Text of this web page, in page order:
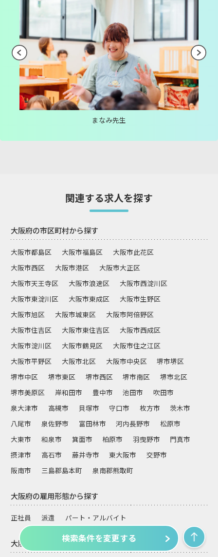
まなみ先生
関連する求人を探す
大阪府の市区町村から探す
大阪市都島区 大阪市福島区
大阪市此花区
大阪市西区
大阪市港区
大阪市大正区
大阪市天王寺区
大阪市浪速区
大阪市西淀川区
大阪市東淀川区
大阪市東成区
大阪市生野区
大阪市旭区
大阪市城東区
大阪市阿倍野区
大阪市住吉区
大阪市東住吉区
大阪市西成区
大阪市淀川区
大阪市鶴見区
大阪市住之江区
大阪市平野区
大阪市北区 大阪市中央区
堺市堺区
堺市中区
堺市東区 堺市西区 堺市南区
堺市北区
堺市美原区
岸和田市 豊中市 池田市
吹田市
泉大津市
高槻市 貝塚市 守口市 枚方市
茨木市
八尾市
泉佐野市 富田林市 河内長野市
松原市
大東市
和泉市 箕面市 柏原市 羽曳野市
門真市
摂津市
高石市 藤井寺市 東大阪市
交野市
阪南市
三島郡島本町 泉南郡熊取町
大阪府の雇用形態から探す
正社員 派遣 パート・アルバイト
大阪府の施設形態から探す検索条件を変更する